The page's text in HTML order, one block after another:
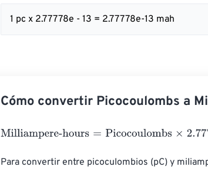
1 pc x 2.77778e - 13 = 2.77778e-13 mah
Cómo convertir Picocoulombs a
Milliampere-hours=Picocoulombs×2.77778 e-13
Para convertir entre picoculombios (pC) y